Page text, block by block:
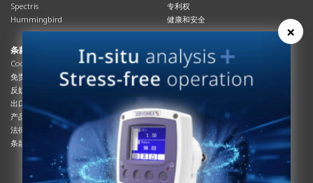
Spectris
Hummingbird
专利权
健康和安全
条款与合规
Cookies政策
免责声明
反奴隶制立法
出口管制
产品合规
法律和隐私声明
条款及细则
资源资源
总览
杂志
系统信息
产品手册
说明书
服务信息
白皮书
条款和条件
×